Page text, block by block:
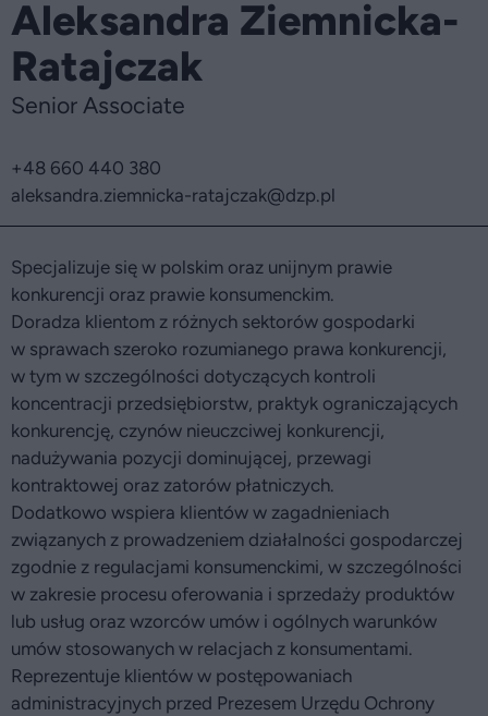
Aleksandra Ziemnicka-
Ratajczak
Senior Associate
+48 660 440 380
aleksandra.ziemnicka-ratajczak@dzp.pl
Specjalizuje się w polskim oraz unijnym prawie
konkurencji oraz prawie konsumenckim.
Doradza klientom z różnych sektorów gospodarki
w sprawach szeroko rozumianego prawa konkurencji,
w tym w szczególności dotyczących kontroli
koncentracji przedsiębiorstw, praktyk ograniczających
konkurencję, czynów nieuczciwej konkurencji,
nadużywania pozycji dominującej, przewagi
kontraktowej oraz zatorów płatniczych.
Dodatkowo wspiera klientów w zagadnieniach
związanych z prowadzeniem działalności gospodarczej
zgodnie z regulacjami konsumenckimi, w szczególności
w zakresie procesu oferowania i sprzedaży produktów
lub usług oraz wzorców umów i ogólnych warunków
umów stosowanych w relacjach z konsumentami.
Reprezentuje klientów w postępowaniach
administracyjnych przed Prezesem Urzędu Ochrony